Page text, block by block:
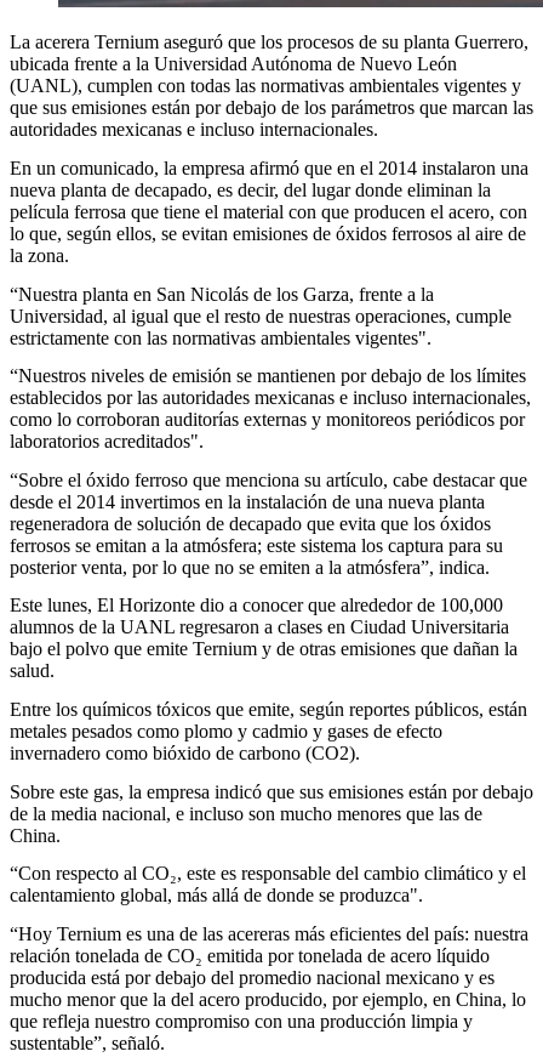
La acerera Ternium aseguró que los procesos de su planta Guerrero,
ubicada frente a la Universidad Autónoma de Nuevo León
(UANL), cumplen con todas las normativas ambientales vigentes y
que sus emisiones están por debajo de los parámetros que marcan las
autoridades mexicanas e incluso internacionales.
En un comunicado, la empresa afirmó que en el 2014 instalaron una
nueva planta de decapado, es decir, del lugar donde eliminan la
película ferrosa que tiene el material con que producen el acero, con
lo que, según ellos, se evitan emisiones de óxidos ferrosos al aire de
la zona.
“Nuestra planta en San Nicolás de los Garza, frente a la
Universidad, al igual que el resto de nuestras operaciones, cumple
estrictamente con las normativas ambientales vigentes".
“Nuestros niveles de emisión se mantienen por debajo de los límites
establecidos por las autoridades mexicanas e incluso internacionales,
como lo corroboran auditorías externas y monitoreos periódicos por
laboratorios acreditados".
“Sobre el óxido ferroso que menciona su artículo, cabe destacar que
desde el 2014 invertimos en la instalación de una nueva planta
regeneradora de solución de decapado que evita que los óxidos
ferrosos se emitan a la atmósfera; este sistema los captura para su
posterior venta, por lo que no se emiten a la atmósfera”, indica.
Este lunes, El Horizonte dio a conocer que alrededor de 100,000
alumnos de la UANL regresaron a clases en Ciudad Universitaria
bajo el polvo que emite Ternium y de otras emisiones que dañan la
salud.
Entre los químicos tóxicos que emite, según reportes públicos, están
metales pesados como plomo y cadmio y gases de efecto
invernadero como bióxido de carbono (CO2).
Sobre este gas, la empresa indicó que sus emisiones están por debajo
de la media nacional, e incluso son mucho menores que las de
China.
“Con respecto al CO₂, este es responsable del cambio climático y el
calentamiento global, más allá de donde se produzca".
“Hoy Ternium es una de las acereras más eficientes del país: nuestra
relación tonelada de CO₂ emitida por tonelada de acero líquido
producida está por debajo del promedio nacional mexicano y es
mucho menor que la del acero producido, por ejemplo, en China, lo
que refleja nuestro compromiso con una producción limpia y
sustentable”, señaló.